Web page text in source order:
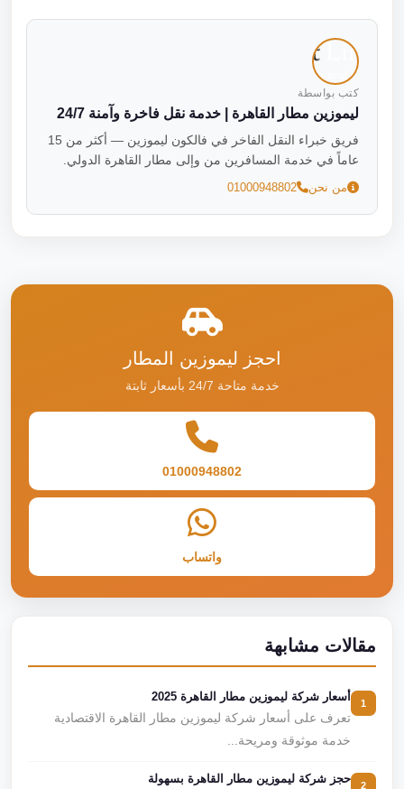
كتب بواسطة
ليموزين مطار القاهرة | خدمة نقل فاخرة وآمنة 24/7
فريق خبراء النقل الفاخر في فالكون ليموزين — أكثر من 15
عاماً في خدمة المسافرين من وإلى مطار القاهرة الدولي.
من نحن 01000948802
احجز ليموزين المطار
خدمة متاحة 24/7 بأسعار ثابتة
01000948802
واتساب
مقالات مشابهة
أسعار شركة ليموزين مطار القاهرة 2025
تعرف على أسعار شركة ليموزين مطار القاهرة الاقتصادية
خدمة موثوقة ومريحة...
حجز شركة ليموزين مطار القاهرة بسهولة